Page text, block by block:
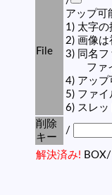
File
アップ可
1) 太字の
2) 画像
3) 同名フ
ファイ
4) アップ
5) ファ
6) スレ
削除
キー
/
解決済み! BOX/